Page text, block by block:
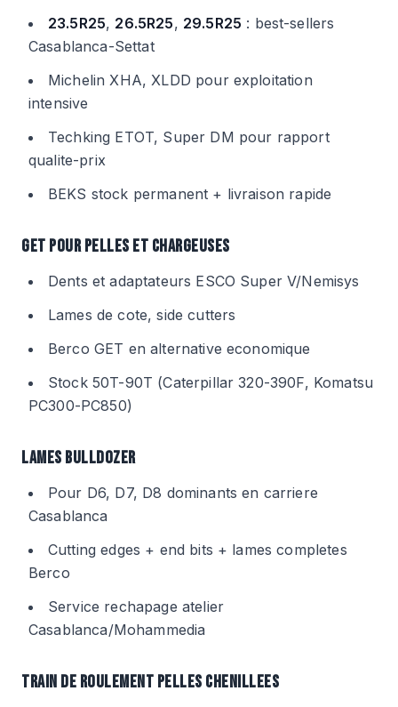
23.5R25, 26.5R25, 29.5R25 : best-sellers
Casablanca-Settat
Michelin XHA, XLDD pour exploitation
intensive
Techking ETOT, Super DM pour rapport
qualite-prix
BEKS stock permanent + livraison rapide
GET POUR PELLES ET CHARGEUSES
Dents et adaptateurs ESCO Super V/Nemisys
Lames de cote, side cutters
Berco GET en alternative economique
Stock 50T-90T (Caterpillar 320-390F, Komatsu
PC300-PC850)
LAMES BULLDOZER
Pour D6, D7, D8 dominants en carriere
Casablanca
Cutting edges + end bits + lames completes
Berco
Service rechapage atelier
Casablanca/Mohammedia
TRAIN DE ROULEMENT PELLES CHENILLEES